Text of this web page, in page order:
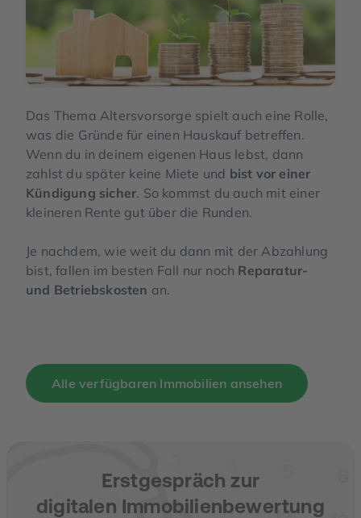
Das Thema Altersvorsorge spielt auch eine Rolle,
was die Gründe für einen Hauskauf betreffen.
Wenn du in deinem eigenen Haus lebst, dann
zahlst du später keine Miete und bist vor einer
Kündigung sicher. So kommst du auch mit einer
kleineren Rente gut über die Runden.
Je nachdem, wie weit du dann mit der Abzahlung
bist, fallen im besten Fall nur noch Reparatur-
und Betriebskosten an.
Alle verfügbaren Immobilien ansehen
Erstgespräch zur
digitalen Immobilienbewertung